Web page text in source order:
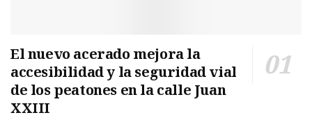
El nuevo acerado mejora la
accesibilidad y la seguridad vial
de los peatones en la calle Juan
XXIII